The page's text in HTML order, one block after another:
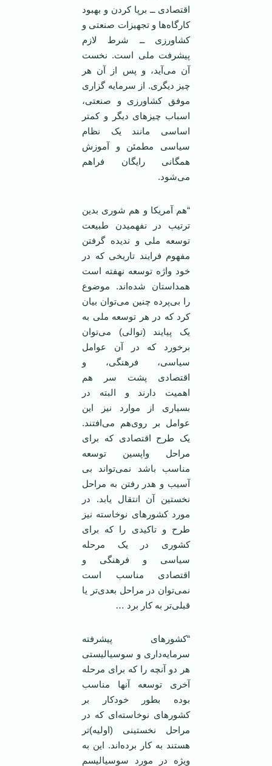
اقتصادی ــ برپا کردن و بهبود
کارگاه‌ها و تجهیزات صنعتی و
کشاورزی ــ شرط لازم
پیشرفت ملی است. نخست
آن می‌آید، و پس از آن هر
چیز دیگری. از سرمایه گزاری
موفق کشاورزی و صنعتی،
اسباب چیزهای دیگر و کمتر
اساسی مانند یک نظام
سیاسی مطمئن و آموزش
همگانی رایگان فراهم
می‌شود.
“هم آمریکا و هم شوری بدین
ترتیب در نفهمیدن طبیعت
توسعه ملی و ندیده گرفتن
مفهوم فرایند تاریخی که در
خود واژه توسعه نهفته است
همداستان شده‌اند. موضوع
را بی‌پرده چنین می‌توان بیان
کرد که در هر توسعه ملی به
یک پیایند (توالی) می‌توان
برخورد که در آن عوامل
سیاسی، فرهنگی، و
اقتصادی پشت سر هم
اهمیت دارند و البته در
بسیاری از موارد نیز این
عوامل بر روی‌هم می‌افتند.
یک طرح اقتصادی که برای
مراحل واپسین توسعه
مناسب باشد نمی‌تواند بی
آسیب و هدر رفتن به مراحل
نخستین آن انتقال یابد. در
مورد کشورهای نو‌خاسته نیز
طرح و تاکیدی را که برای
کشوری در یک مرحله
سیاسی و فرهنگی و
اقتصادی مناسب است
نمی‌توان در مراحل بعدی‌تر یا
قبلی‌تر به کار برد …
“کشورهای پیشرفته
سرمایه‌داری و سوسیالیستی
هر دو آنچه را که برای مرحله
آخری توسعه آنها مناسب
بوده بطور خود‌کار بر
کشورهای نوخاسته‌ای که در
مراحل نخستینی (اولیه)‌تر
هستند به کار برده‌اند. این به
ویژه در مورد سوسیالیسم